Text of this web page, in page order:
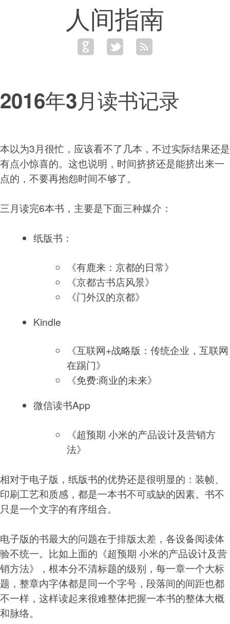
人间指南
2016年3月读书记录
本以为3月很忙，应该看不了几本，不过实际结果还是
有点小惊喜的。这也说明，时间挤挤还是能挤出来一
点的，不要再抱怨时间不够了。
三月读完6本书，主要是下面三种媒介：
纸版书：
《有鹿来：京都的日常》
《京都古书店风景》
《门外汉的京都》
Kindle
《互联网+战略版：传统企业，互联网
在踢门》
《免费:商业的未来》
微信读书App
《超预期 小米的产品设计及营销方
法》
相对于电子版，纸版书的优势还是很明显的：装帧、
印刷工艺和质感，都是一本书不可或缺的因素。书不
只是一个文字的有序组合。
电子版的书最大的问题在于排版太差，各设备阅读体
验不统一。比如上面的《超预期 小米的产品设计及营
销方法》，根本分不清标题的级别，每一章一个大标
题，整章内字体都是同一个字号，段落间的间距也都
不一样，这样读起来很难整体把握一本书的整体大概
和脉络。